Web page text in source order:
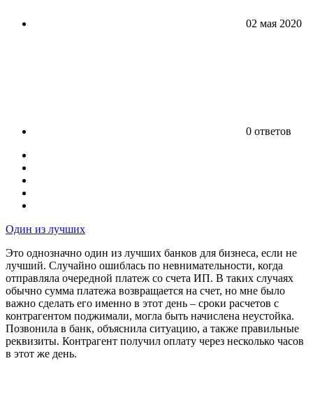
02 мая 2020
0 ответов
Один из лучших
Это однозначно один из лучших банков для бизнеса, если не
лучший. Случайно ошиблась по невнимательности, когда
отправляла очередной платеж со счета ИП. В таких случаях
обычно сумма платежа возвращается на счет, но мне было
важно сделать его именно в этот день – сроки расчетов с
контрагентом поджимали, могла быть начислена неустойка.
Позвонила в банк, объяснила ситуацию, а также правильные
реквизиты. Контрагент получил оплату через несколько часов
в этот же день.